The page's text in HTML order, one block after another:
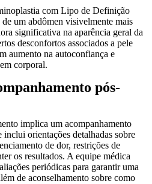
com Lipo de Definição
um abdômen visivelmente mais
significativa na aparência geral da
desconfortos associados a pele
aumento na autoconfiança e
corporal.
pós-
implica um acompanhamento
orientações detalhadas sobre
de dor, restrições de
os resultados. A equipe médica
periódicas para garantir uma
de aconselhamento sobre como